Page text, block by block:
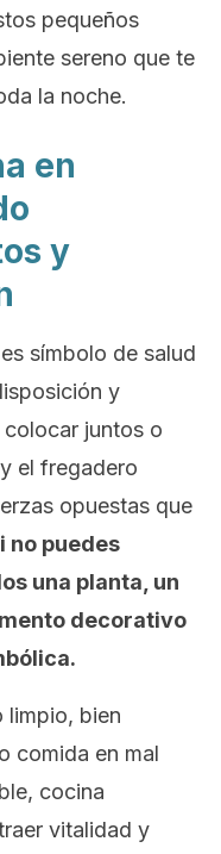
pequeños
sereno que te
la noche.
en
y
símbolo de salud
y
colocar juntos o
el fregadero
opuestas que
no puedes
una planta, un
decorativo
limpio, bien
comida en mal
cocina
vitalidad y